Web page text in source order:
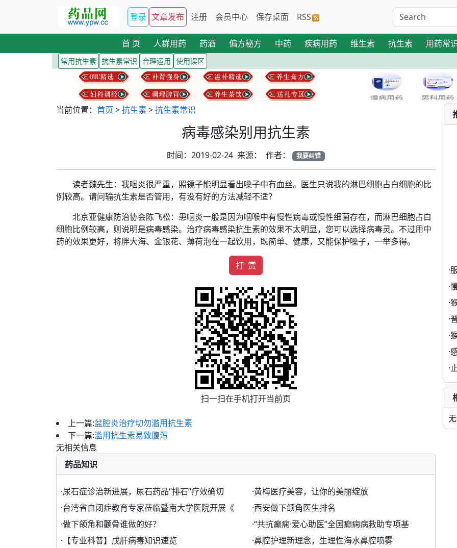
登录 文章发布 注册 会员中心 保存桌面 RSS
首 页 人群用药 药酒 偏方秘方 中药 疾病用药 维生素 抗生素 用药常
常用抗生素 抗生素常识 合理运用 使用误区
当前位置： 首页 >抗生素>抗生素常识
病毒感染别用抗生素
时间：2019-02-24 来源： 作者： 我要纠错
读者魏先生：我咽炎很严重，照镜子能明显看出嗓子中有血丝。医生只说我的淋巴细胞占白细胞的比
例较高。请问输抗生素是否管用，有没有好的方法减轻不适？
北京亚健康防治协会陈飞松：患咽炎一般是因为咽喉中有慢性病毒或慢性细菌存在，而淋巴细胞占白
细胞比例较高，则说明是病毒感染。治疗病毒感染抗生素的效果不太明显，您可以选择病毒灵。不过用中
药的效果更好，将胖大海、金银花、薄荷泡在一起饮用，既简单、健康，又能保护嗓子，一举多得。
打 赏
扫一扫在手机打开当前页
上一篇:盆腔炎治疗切勿滥用抗生素
下一篇:滥用抗生素易致腹泻
无相关信息
药品知识
·尿石症诊治新进展，尿石药品“排石”疗效确切 ·黄梅医疗美容，让你的美丽绽放
·台湾省自闭症教育专家莅临暨南大学医院开展《 ·西安做下颌角医生排名
·做下颌角和颧骨谁做的好？ ·“共抗癫痫·爱心助医”全国癫痫病救助专项基
· 【专业科普】戊肝病毒知识速览 ·鼻腔护理新理念，生理性海水鼻腔喷雾
·
·
·
·
·
·
·